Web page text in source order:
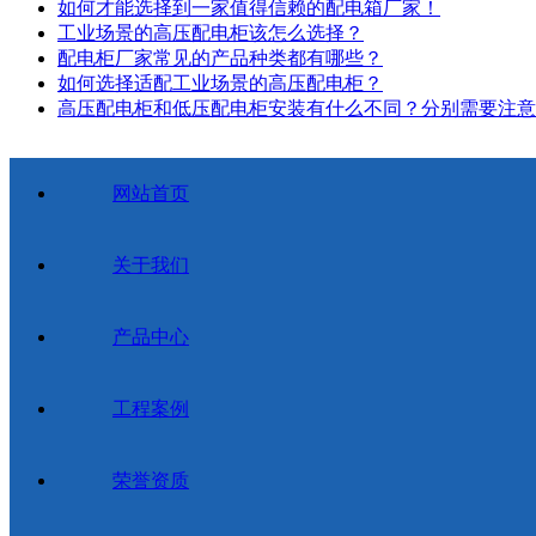
如何才能选择到一家值得信赖的配电箱厂家！
工业场景的高压配电柜该怎么选择？
配电柜厂家常见的产品种类都有哪些？
如何选择适配工业场景的高压配电柜？
高压配电柜和低压配电柜安装有什么不同？分别需要注
网站首页
关于我们
产品中心
工程案例
荣誉资质